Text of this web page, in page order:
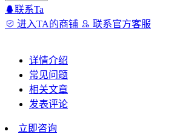
联系Ta
进入TA的商铺
联系官方客服
详情介绍
常见问题
相关文章
发表评论
立即咨询